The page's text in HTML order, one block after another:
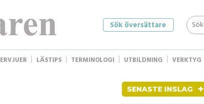
Sök översättare
LÄSTIPS TERMINOLOGI UTBILDNING VERKTYG
SENASTE INSLAG +